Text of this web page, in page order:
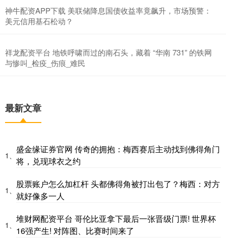
神牛配资APP下载 美联储降息国债收益率竟飙升，市场预警：
美元信用基石松动？
祥龙配资平台 地铁呼啸而过的南石头，藏着 “华南 731” 的铁网
与惨叫_检疫_伤痕_难民
最新文章
1、
盛金缘证券官网 传奇的拥抱：梅西赛后主动找到佛得角门
将，兑现球衣之约
1、
股票账户怎么加杠杆 头都佛得角被打出包了？梅西：对方
就好像多一人
1、
堆财网配资平台 哥伦比亚拿下最后一张晋级门票! 世界杯
16强产生! 对阵图、比赛时间来了